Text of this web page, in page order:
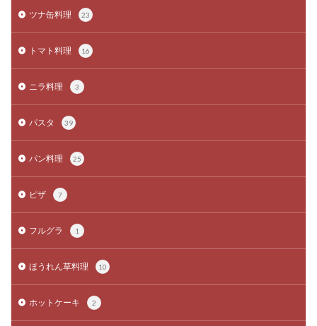
ツナ缶料理 23
トマト料理 16
ニラ料理 3
パスタ 39
パン料理 25
ピザ 7
フルグラ 1
ほうれん草料理 10
ホットケーキ 2